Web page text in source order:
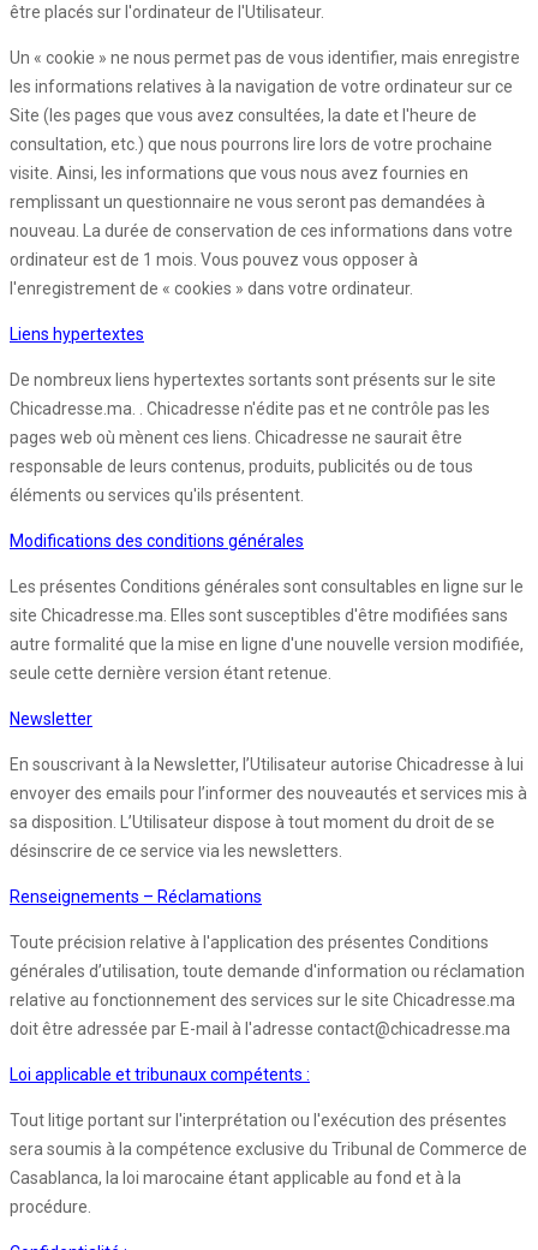
être placés sur l'ordinateur de l'Utilisateur.
Un « cookie » ne nous permet pas de vous identifier, mais enregistre
les informations relatives à la navigation de votre ordinateur sur ce
Site (les pages que vous avez consultées, la date et l'heure de
consultation, etc.) que nous pourrons lire lors de votre prochaine
visite. Ainsi, les informations que vous nous avez fournies en
remplissant un questionnaire ne vous seront pas demandées à
nouveau. La durée de conservation de ces informations dans votre
ordinateur est de 1 mois. Vous pouvez vous opposer à
l'enregistrement de « cookies » dans votre ordinateur.
Liens hypertextes
De nombreux liens hypertextes sortants sont présents sur le site
Chicadresse.ma. . Chicadresse n'édite pas et ne contrôle pas les
pages web où mènent ces liens. Chicadresse ne saurait être
responsable de leurs contenus, produits, publicités ou de tous
éléments ou services qu'ils présentent.
Modifications des conditions générales
Les présentes Conditions générales sont consultables en ligne sur le
site Chicadresse.ma. Elles sont susceptibles d'être modifiées sans
autre formalité que la mise en ligne d'une nouvelle version modifiée,
seule cette dernière version étant retenue.
Newsletter
En souscrivant à la Newsletter, l’Utilisateur autorise Chicadresse à lui
envoyer des emails pour l’informer des nouveautés et services mis à
sa disposition. L’Utilisateur dispose à tout moment du droit de se
désinscrire de ce service via les newsletters.
Renseignements – Réclamations
Toute précision relative à l'application des présentes Conditions
générales d’utilisation, toute demande d'information ou réclamation
relative au fonctionnement des services sur le site Chicadresse.ma
doit être adressée par E-mail à l'adresse contact@chicadresse.ma
Loi applicable et tribunaux compétents :
Tout litige portant sur l'interprétation ou l'exécution des présentes
sera soumis à la compétence exclusive du Tribunal de Commerce de
Casablanca, la loi marocaine étant applicable au fond et à la
procédure.